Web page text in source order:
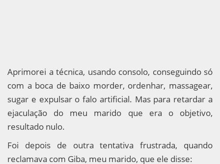
Aprimorei a técnica, usando consolo, conseguindo só
com a boca de baixo morder, ordenhar, massagear,
sugar e expulsar o falo artificial. Mas para retardar a
ejaculação do meu marido que era o objetivo,
resultado nulo.
Foi depois de outra tentativa frustrada, quando
reclamava com Giba, meu marido, que ele disse: